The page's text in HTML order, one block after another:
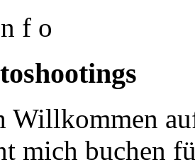
n f o
Willkommen
mich buchen